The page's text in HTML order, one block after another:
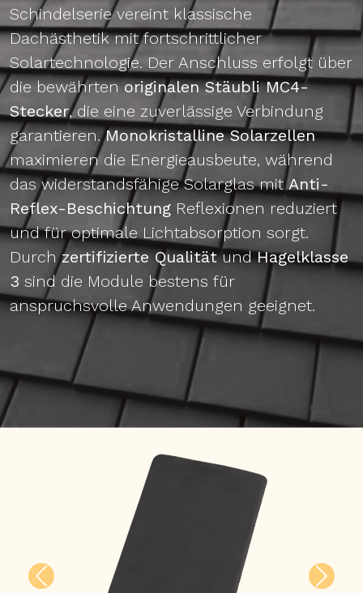
Schindelserie vereint klassische
Dachästhetik mit fortschrittlicher
Solartechnologie. Der Anschluss erfolgt über
die bewährtenoriginalen Stäubli MC4-
Stecker, die eine zuverlässige Verbindung
garantieren.Monokristalline Solarzellen
maximieren die Energieausbeute, während
das widerstandsfähige Solarglas mitAnti-
Reflex-Beschichtung Reflexionen reduziert
und für optimale Lichtabsorption sorgt.
Durchzertifizierte QualitätundHagelklasse
3 sind die Module bestens für
anspruchsvolle Anwendungen geeignet.
Vorheriges